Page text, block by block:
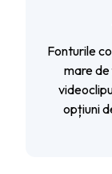
Fonturile
mare
opțiuni